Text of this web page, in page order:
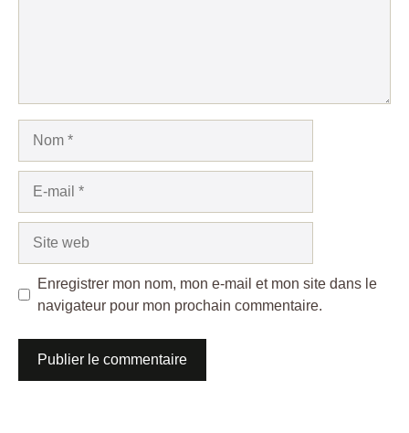
Enregistrer mon nom, mon e-mail et mon site dans le
navigateur pour mon prochain commentaire.